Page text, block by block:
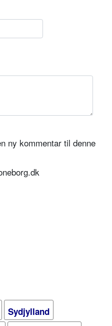
ny kommentar til denne
Sydjylland